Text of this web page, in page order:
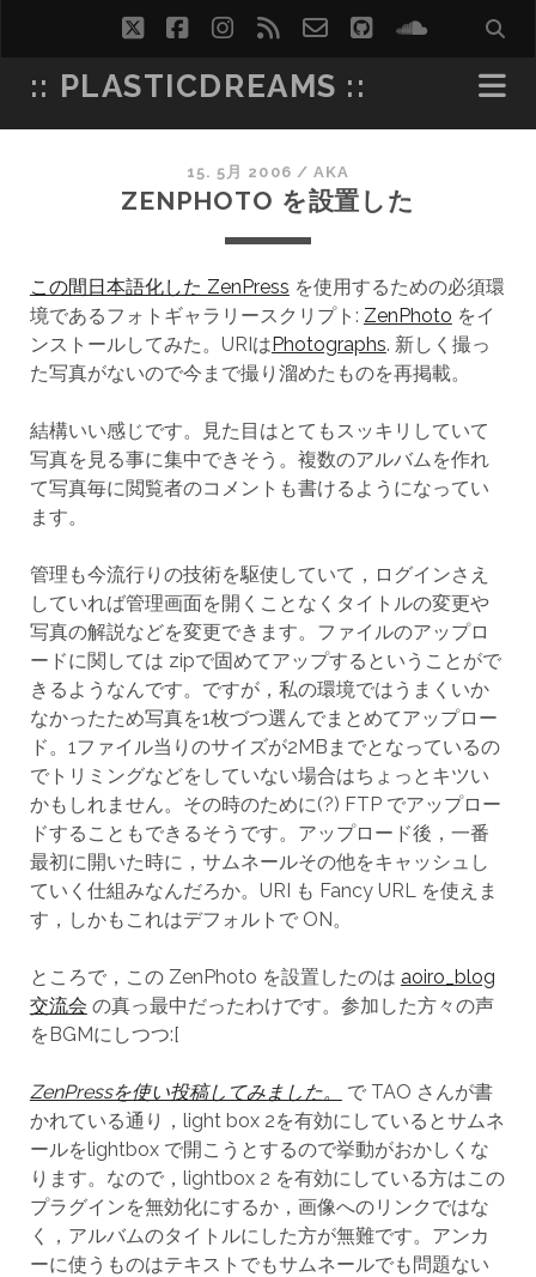
twitterfacebookinstagram
rss email-
form
github
:: PLASTICDREAMS ::
15. 5月 2006 / AKA
ZENPHOTO を設置した
この間日本語化した ZenPress を使用するための必須環
境であるフォトギャラリースクリプト: ZenPhoto をイ
ンストールしてみた。URIはPhotographs. 新しく撮っ
た写真がないので今まで撮り溜めたものを再掲載。
結構いい感じです。見た目はとてもスッキリしていて
写真を見る事に集中できそう。複数のアルバムを作れ
て写真毎に閲覧者のコメントも書けるようになってい
ます。
管理も今流行りの技術を駆使していて，ログインさえ
していれば管理画面を開くことなくタイトルの変更や
写真の解説などを変更できます。ファイルのアップロ
ードに関しては zipで固めてアップするということがで
きるようなんです。ですが，私の環境ではうまくいか
なかったため写真を1枚づつ選んでまとめてアップロー
ド。1ファイル当りのサイズが2MBまでとなっているの
でトリミングなどをしていない場合はちょっとキツい
かもしれません。その時のために(?) FTP でアップロー
ドすることもできるそうです。アップロード後，一番
最初に開いた時に，サムネールその他をキャッシュし
ていく仕組みなんだろか。URI も Fancy URL を使えま
す，しかもこれはデフォルトで ON。
ところで，この ZenPhoto を設置したのは aoiro_blog
交流会 の真っ最中だったわけです。参加した方々の声
をBGMにしつつ:[
ZenPressを使い投稿してみました。
で TAO さんが書
かれている通り，light box 2を有効にしているとサムネ
ールをlightbox で開こうとするので挙動がおかしくな
ります。なので，lightbox 2 を有効にしている方はこの
プラグインを無効化にするか，画像へのリンクではな
く，アルバムのタイトルにした方が無難です。アンカ
ーに使うものはテキストでもサムネールでも問題ない